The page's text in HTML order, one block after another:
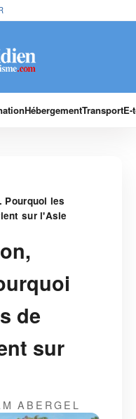
HébergementTransport
Pourquoi les
sur l'Asie
de
sur
ABERGEL